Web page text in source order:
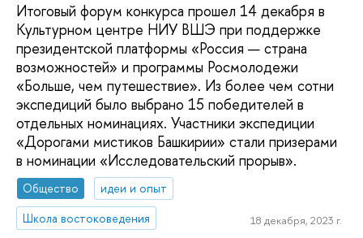
Итоговый форум конкурса прошел 14 декабря в
Культурном центре НИУ ВШЭ при поддержке
президентской платформы «Россия — страна
возможностей» и программы Росмолодежи
«Больше, чем путешествие». Из более чем сотни
экспедиций было выбрано 15 победителей в
отдельных номинациях. Участники экспедиции
«Дорогами мистиков Башкирии» стали призерами
в номинации «Исследовательский прорыв».
Общество
идеи и опыт
Школа востоковедения
18 декабря, 2023 г.